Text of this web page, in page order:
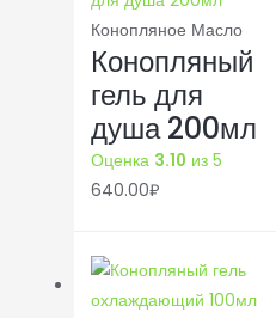
Конопляное Масло
Конопляный
гель для
душа 200мл
Оценка 3.10 из 5
640.00₽